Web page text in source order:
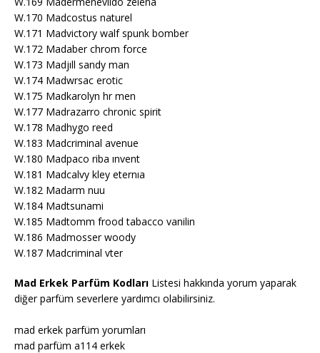
W.170 Madcostus naturel
W.171 Madvictory walf spunk bomber
W.172 Madaber chrom force
W.173 Madjıll sandy man
W.174 Madwrsac erotic
W.175 Madkarolyn hr men
W.177 Madrazarro chronic spirit
W.178 Madhygo reed
W.183 Madcriminal avenue
W.180 Madpaco riba ınvent
W.181 Madcalvy kley eternıa
W.182 Madarm nuu
W.184 Madtsunami
W.185 Madtomm frood tabacco vanilin
W.186 Madmosser woody
W.187 Madcriminal vter
Mad Erkek Parfüm Kodları Listesi hakkında yorum yaparak
diğer parfüm severlere yardımcı olabilirsiniz.
mad erkek parfüm yorumları
mad parfüm a114 erkek